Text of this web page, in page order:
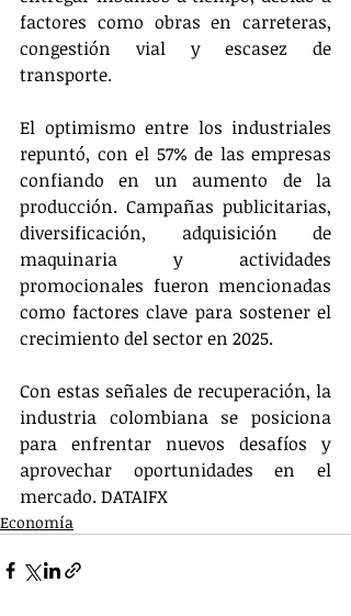
factores como obras en carreteras,
congestión vial y escasez de
transporte.
El optimismo entre los industriales
repuntó, con el 57% de las empresas
confiando en un aumento de la
producción. Campañas publicitarias,
diversificación, adquisición de
maquinaria y actividades
promocionales fueron mencionadas
como factores clave para sostener el
crecimiento del sector en 2025.
Con estas señales de recuperación, la
industria colombiana se posiciona
para enfrentar nuevos desafíos y
aprovechar oportunidades en el
mercado. DATAIFX
Economía